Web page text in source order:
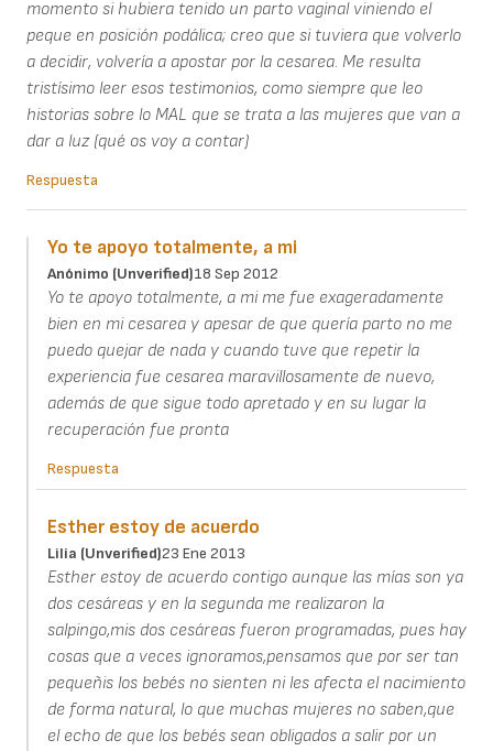
momento si hubiera tenido un parto vaginal viniendo el
peque en posición podálica; creo que si tuviera que volverlo
a decidir, volvería a apostar por la cesarea. Me resulta
tristísimo leer esos testimonios, como siempre que leo
historias sobre lo MAL que se trata a las mujeres que van a
dar a luz (qué os voy a contar)
Respuesta
Yo te apoyo totalmente, a mi
Anónimo (unverified)18 Sep 2012
Yo te apoyo totalmente, a mi me fue exageradamente
bien en mi cesarea y apesar de que quería parto no me
puedo quejar de nada y cuando tuve que repetir la
experiencia fue cesarea maravillosamente de nuevo,
además de que sigue todo apretado y en su lugar la
recuperación fue pronta
Respuesta
Esther estoy de acuerdo
Lilia (unverified)23 Ene 2013
Esther estoy de acuerdo contigo aunque las mías son ya
dos cesáreas y en la segunda me realizaron la
salpingo,mis dos cesáreas fueron programadas, pues hay
cosas que a veces ignoramos,pensamos que por ser tan
pequeñis los bebés no sienten ni les afecta el nacimiento
de forma natural, lo que muchas mujeres no saben,que
el echo de que los bebés sean obligados a salir por un